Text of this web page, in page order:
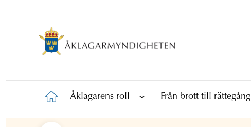
Åklagarens roll Från brott till rättegång